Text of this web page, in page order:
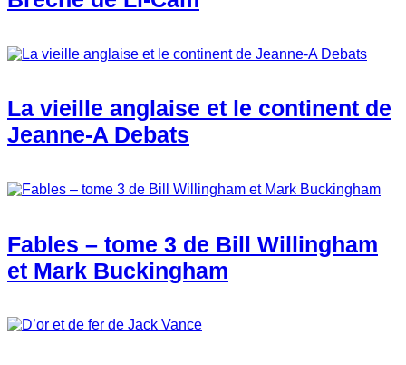
La vieille anglaise et le continent de
Jeanne-A Debats
Fables – tome 3 de Bill Willingham
et Mark Buckingham